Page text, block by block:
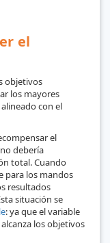
el
objetivos
los mayores
con el
el
debería
total. Cuando
para los mandos
resultados
situación se
: ya que el variable
los objetivos